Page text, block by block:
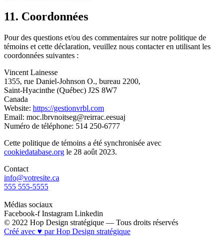
11. Coordonnées
Pour des questions et/ou des commentaires sur notre politique de
témoins et cette déclaration, veuillez nous contacter en utilisant les
coordonnées suivantes :
Vincent Lainesse
1355, rue Daniel-Johnson O., bureau 2200,
Saint-Hyacinthe (Québec) J2S 8W7
Canada
Website: https://gestionvrbl.com
Email: moc.lbrvnoitseg@reirrac.eesuaj
Numéro de téléphone: 514 250-6777
Cette politique de témoins a été synchronisée avec
cookiedatabase.org le 28 août 2023.
Contact
info@votresite.ca
555 555-5555
Médias sociaux
Facebook-f Instagram Linkedin
© 2022 Hop Design stratégique — Tous droits réservés
Créé avec ♥ par Hop Design stratégique